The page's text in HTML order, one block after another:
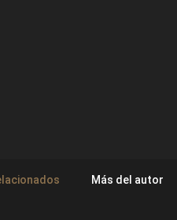
Más del autor